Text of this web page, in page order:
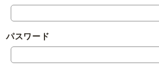
パスワード